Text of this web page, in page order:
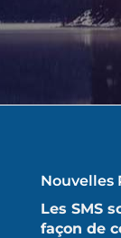
Nouvelles
Les SMS
façon de